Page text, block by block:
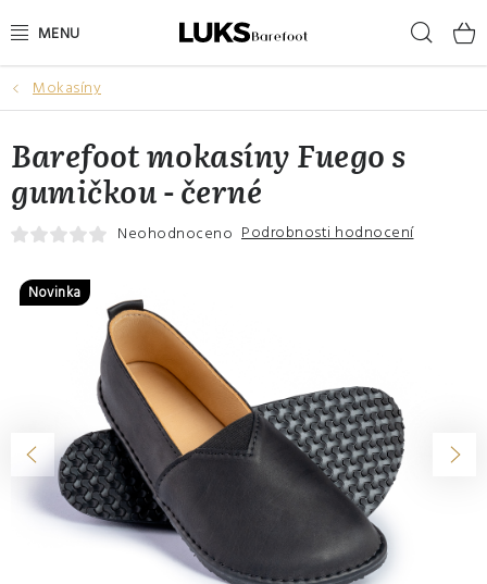
na
NOVINKY
VÝPRODEJ
DÁMSKÉ BAREFOOT BOTY
DÁRKOVÉ POUKAZY
Hodnocení obchodu
Moje objednávka
Výměna a vrácení zboží
Mokasíny
Barefoot mokasíny Fuego s
gumičkou - černé
Neohodnoceno Podrobnosti hodnocení
Novinka